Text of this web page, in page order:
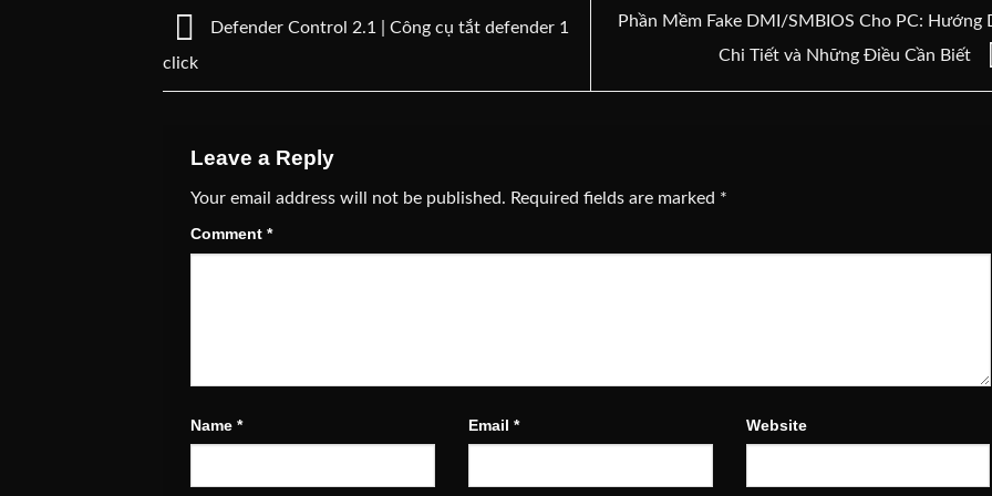
Defender Control 2.1 | Công cụ tắt defender 1
click
Phần Mềm Fake DMI/SMBIOS Cho PC: Hướng
Chi Tiết và Những Điều Cần Biết
Leave a Reply
Your email address will not be published. Required fields are marked *
Comment *
Name * Email * Website